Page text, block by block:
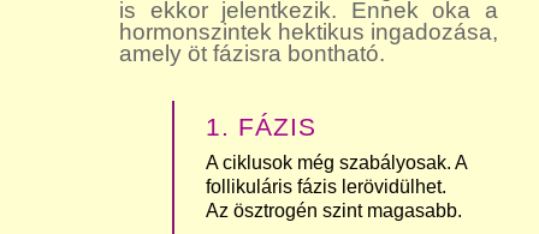
is ekkor jelentkezik. Ennek oka a
hormonszintek hektikus ingadozása,
amely öt fázisra bontható.
1. FÁZIS
A ciklusok még szabályosak. A
follikuláris fázis lerövidülhet.
Az ösztrogén szint magasabb.